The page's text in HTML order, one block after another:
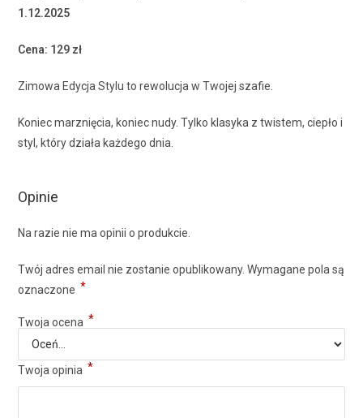
1.12.2025
Cena: 129 zł
Zimowa Edycja Stylu to rewolucja w Twojej szafie.
Koniec marznięcia, koniec nudy. Tylko klasyka z twistem, ciepło i
styl, który działa każdego dnia.
Opinie
Na razie nie ma opinii o produkcie.
Twój adres email nie zostanie opublikowany. Wymagane pola są
oznaczone *
Twoja ocena *
Twoja opinia *